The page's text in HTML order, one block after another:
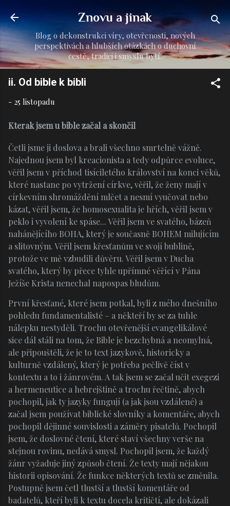
Přeskočit na hlavní obsah
Znovu a jinak
Blog o dekonstrukci víry, otevřenosti, nových
perspektivách a hlubších otázkách o duchovní
cestě, tradici i smyslu bytí.
ii. Od bible k bibli
- 25 listopadu
Kterak jsem u bible začal a skončil
Četli jsme ji doslova a brali všechno smrtelně vážně.
Najednou jsem byl kreacionista a tedy odpůrce evoluce,
věřil jsem v příchod tisíciletého království na konci věků,
které nastane po vytržení církve, věřil, že ženy mají v
církevním shromáždění mlčet a nesmí vyučovat nebo
kázat, věřil jsem, že homosexualita je hřích, věřil jsem v
peklo i vyvolení ke spáse... Věřil jsem ve svatého, bázeň
nahánějícího BOHA, který je současně BOHEM milujícím
a slitovným. Věřil jsem křesťanům ve svojí bublině,
protože ve mě vzbudili důvěru. Věřil jsem v Ducha
svatého, který by přece tyhle upřímné věřící v Pána
Ježíše Krista nenechal napospas bludům.
První křesťané, které jsem potkal, byli z mého dnešního
pohledu fundamentalisté – a někteří by se za tuhle
nálepku nestyděli. Trochu otevřenější evangelikálové
sice dál stáli na tom, že Bible je bezchybná a neomylná,
ale připouštěli, že je to text jazykově, historicky a
kulturně vzdálený, který je potřeba pečlivě číst v
kontextu a to i žánrovém. A tak jsem se začal učit exegezi
a hermeneutice a hebrejštině a trochu řečtině, abych
pochopil, jak ty jazyky fungují (a jak jsou vzdálené) a
začal jsem používat biblické slovníky a komentáře, abych
pochopil dějinné souvislosti a záměry pisatelů. Pochopil
jsem, že doslovné čtení, které staví všechny verše na
stejnou rovinu, nedává smysl. Pochopil jsem, že každý
žánr vyžaduje jiný způsob čtení. Že texty mají nějakou
historii opisování. Že funkce některých textů se změnila.
Postupně jsem četl tlustší a tlustší komentáře od
badatelů, kteří byli k textu docela kritičtí, ale dokázali